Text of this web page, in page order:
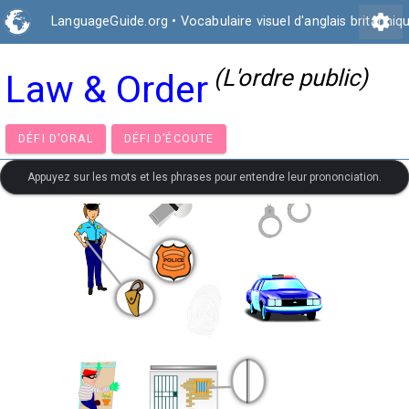
LanguageGuide.org • Vocabulaire visuel d'anglais settings
Law & Order (L'ordre public)
DÉFI D’ORAL DÉFI D’ÉCOUTE
Appuyez sur les mots et les phrases pour entendre leur prononciation.